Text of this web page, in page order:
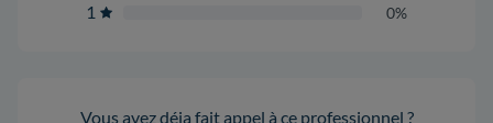
1 0%
Vous avez déja fait appel à ce professionnel ?